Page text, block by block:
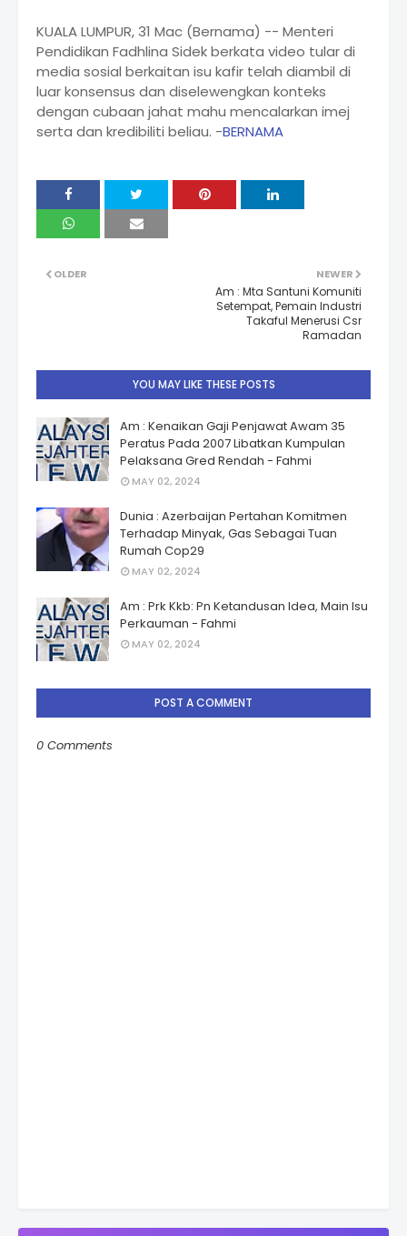
KUALA LUMPUR, 31 Mac (Bernama) -- Menteri
Pendidikan Fadhlina Sidek berkata video tular di
media sosial berkaitan isu kafir telah diambil di
luar konsensus dan diselewengkan konteks
dengan cubaan jahat mahu mencalarkan imej
serta dan kredibiliti beliau. -BERNAMA
NEWER
Am : Mta Santuni Komuniti
Setempat, Pemain Industri
Takaful Menerusi Csr
Ramadan
OLDER
YOU MAY LIKE THESE POSTS
Am : Kenaikan Gaji Penjawat Awam 35
Peratus Pada 2007 Libatkan Kumpulan
Pelaksana Gred Rendah - Fahmi
MAY 02, 2024
Dunia : Azerbaijan Pertahan Komitmen
Terhadap Minyak, Gas Sebagai Tuan
Rumah Cop29
MAY 02, 2024
Am : Prk Kkb: Pn Ketandusan Idea, Main Isu
Perkauman - Fahmi
MAY 02, 2024
POST A COMMENT
0 Comments